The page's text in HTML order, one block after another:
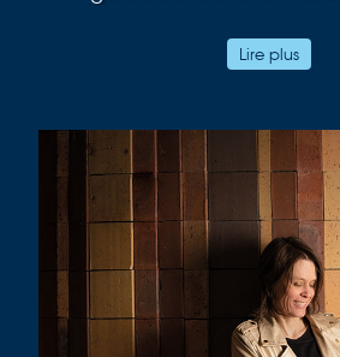
Au cœur de notre passion
! Mais au gré des
nous porte … vers d’autres
imaginaires.
Dans le même temps, un
National de Jazz —
nouvelle jeunesse au
40 ans — nous fait
confier sa
Lire plus